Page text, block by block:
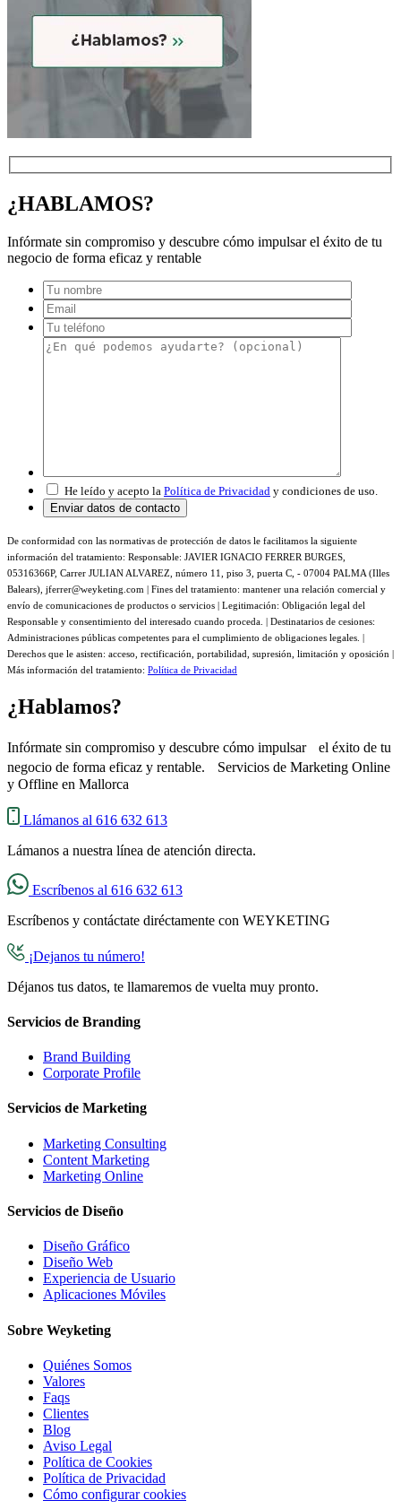
¿HABLAMOS?
Infórmate sin compromiso y descubre cómo impulsar el éxito de tu
negocio de forma eficaz y rentable
He leído y acepto la Política de Privacidad y condiciones de uso.
De conformidad con las normativas de protección de datos le facilitamos la siguiente
información del tratamiento: Responsable: JAVIER IGNACIO FERRER BURGES,
05316366P, Carrer JULIAN ALVAREZ, número 11, piso 3, puerta C, - 07004 PALMA (Illes
Balears), jferrer@weyketing.com | Fines del tratamiento: mantener una relación comercial y
envío de comunicaciones de productos o servicios | Legitimación: Obligación legal del
Responsable y consentimiento del interesado cuando proceda. | Destinatarios de cesiones:
Administraciones públicas competentes para el cumplimiento de obligaciones legales. |
Derechos que le asisten: acceso, rectificación, portabilidad, supresión, limitación y oposición |
Más información del tratamiento: Política de Privacidad
¿Hablamos?
Infórmate sin compromiso y descubre cómo impulsar el éxito de tu
negocio de forma eficaz y rentable. Servicios de Marketing Online
y Offline en Mallorca
Llámanos al 616 632 613
Lámanos a nuestra línea de atención directa.
Escríbenos al 616 632 613
Escríbenos y contáctate diréctamente con WEYKETING
¡Dejanos tu número!
Déjanos tus datos, te llamaremos de vuelta muy pronto.
Servicios de Branding
Brand Building
Corporate Profile
Servicios de Marketing
Marketing Consulting
Content Marketing
Marketing Online
Servicios de Diseño
Diseño Gráfico
Diseño Web
Experiencia de Usuario
Aplicaciones Móviles
Sobre Weyketing
Quiénes Somos
Valores
Faqs
Clientes
Blog
Aviso Legal
Política de Cookies
Política de Privacidad
Cómo configurar cookies